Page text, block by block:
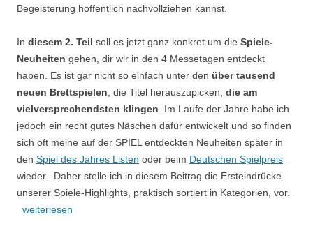
Begeisterung hoffentlich nachvollziehen kannst.
In diesem 2. Teil soll es jetzt ganz konkret um die Spiele-
Neuheiten gehen, dir wir in den 4 Messetagen entdeckt
haben. Es ist gar nicht so einfach unter den über tausend
neuen Brettspielen, die Titel herauszupicken, die am
vielversprechendsten klingen. Im Laufe der Jahre habe ich
jedoch ein recht gutes Näschen dafür entwickelt und so finden
sich oft meine auf der SPIEL entdeckten Neuheiten später in
den Spiel des Jahres Listen oder beim Deutschen Spielpreis
wieder. Daher stelle ich in diesem Beitrag die Ersteindrücke
unserer Spiele-Highlights, praktisch sortiert in Kategorien, vor.
weiterlesen